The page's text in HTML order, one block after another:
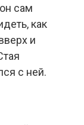
сам
как
и
с ней.